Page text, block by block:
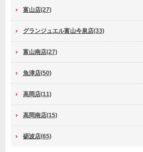
富山店(27)
グランジュエル富山今泉店(33)
富山南店(27)
魚津店(50)
高岡店(11)
高岡南店(15)
砺波店(65)